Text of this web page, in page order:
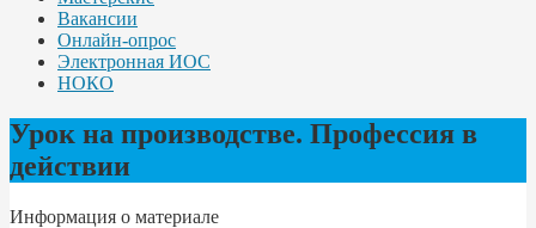
Вакансии
Онлайн-опрос
Электронная ИОС
НОКО
Урок на производстве. Профессия в
действии
Информация о материале